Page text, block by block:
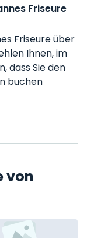
Friseure
Friseure über
Ihnen, im
dass Sie den
buchen
von